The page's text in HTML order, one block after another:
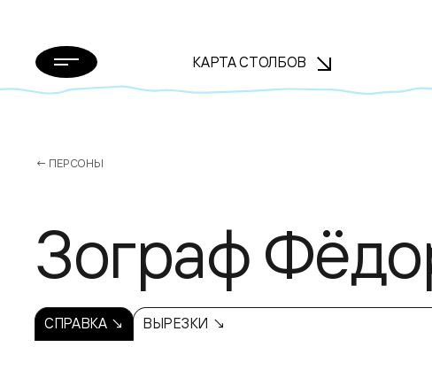
КАРТА СТОЛБОВ
← ПЕРСОНЫ
Зограф
СПРАВКА ↘ ВЫРЕЗКИ ↘